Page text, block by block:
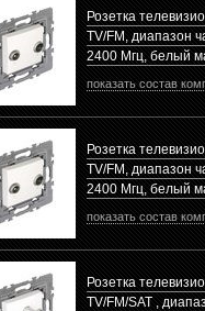
Розетка
TV/FM, диапазон
2400 Mгц, белый
показать состав
Розетка
TV/FM, диапазон
2400 Mгц, белый
показать состав
Розетка
TV/FM/SAT ,